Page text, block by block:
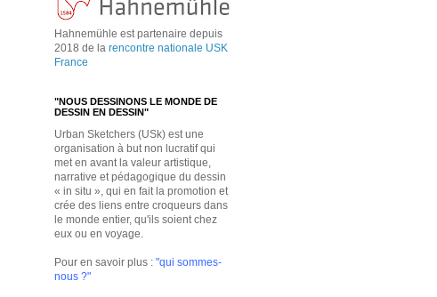
Hahnemühle est partenaire depuis
2018 de la rencontre nationale USK
France
"NOUS DESSINONS LE MONDE DE
DESSIN EN DESSIN"
Urban Sketchers (USk) est une
organisation à but non lucratif qui
met en avant la valeur artistique,
narrative et pédagogique du dessin
« in situ », qui en fait la promotion et
crée des liens entre croqueurs dans
le monde entier, qu'ils soient chez
eux ou en voyage.
Pour en savoir plus : "qui sommes-
nous ?"